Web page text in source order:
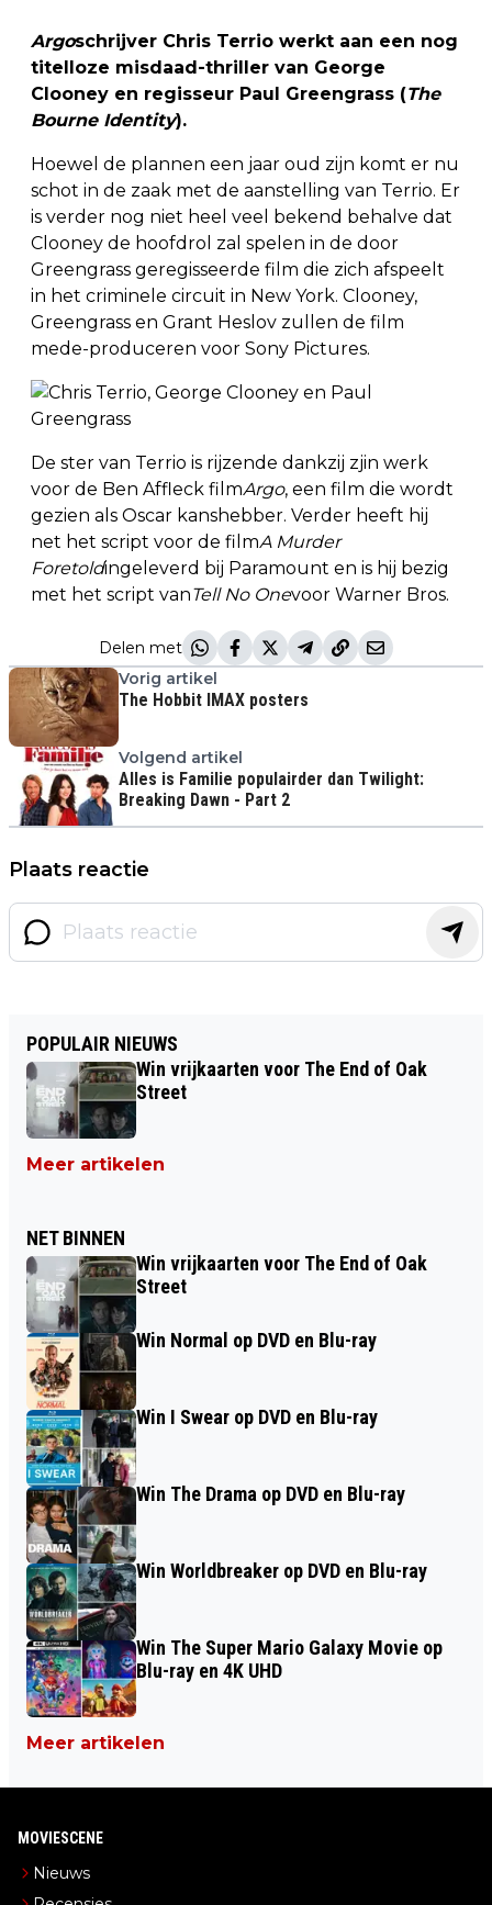
Argoschrijver Chris Terrio werkt aan een nog
titelloze misdaad-thriller van George
Clooney en regisseur Paul Greengrass (The
Bourne Identity).
Hoewel de plannen een jaar oud zijn komt er nu
schot in de zaak met de aanstelling van Terrio. Er
is verder nog niet heel veel bekend behalve dat
Clooney de hoofdrol zal spelen in de door
Greengrass geregisseerde film die zich afspeelt
in het criminele circuit in New York. Clooney,
Greengrass en Grant Heslov zullen de film
mede-produceren voor Sony Pictures.
De ster van Terrio is rijzende dankzij zjin werk
voor de Ben Affleck filmArgo, een film die wordt
gezien als Oscar kanshebber. Verder heeft hij
net het script voor de filmA Murder
Foretoldingeleverd bij Paramount en is hij bezig
met het script vanTell No Onevoor Warner Bros.
Delen met
Vorig artikel
The Hobbit IMAX posters
Volgend artikel
Alles is Familie populairder dan Twilight:
Breaking Dawn - Part 2
Plaats reactie
POPULAIR NIEUWS
Win vrijkaarten voor The End of Oak
Street
Meer artikelen
NET BINNEN
Win vrijkaarten voor The End of Oak
Street
Win Normal op DVD en Blu-ray
Win I Swear op DVD en Blu-ray
Win The Drama op DVD en Blu-ray
Win Worldbreaker op DVD en Blu-ray
Win The Super Mario Galaxy Movie op
Blu-ray en 4K UHD
Meer artikelen
MOVIESCENE
Nieuws